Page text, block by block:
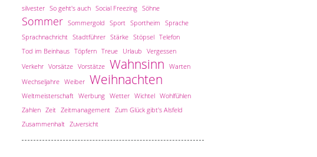
silvester So geht's auch Social Freezing Söhne
Sommer Sommergold Sport Sportheim Sprache
Sprachnachricht Stadtführer Stärke Stöpsel Telefon
Tod im Beinhaus Töpfern Treue Urlaub Vergessen
Verkehr Vorsätze Vorstätze Wahnsinn Warten
Wechseljahre Weiber Weihnachten
Weltmeisterschaft Werbung Wetter Wichtel Wohlfühlen
Zahlen Zeit Zeitmanagement Zum Glück gibt's Alsfeld
Zusammenhalt Zuversicht